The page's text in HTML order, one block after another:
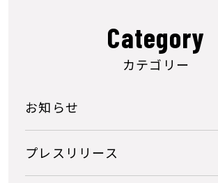
Category
カテゴリー
お知らせ
プレスリリース